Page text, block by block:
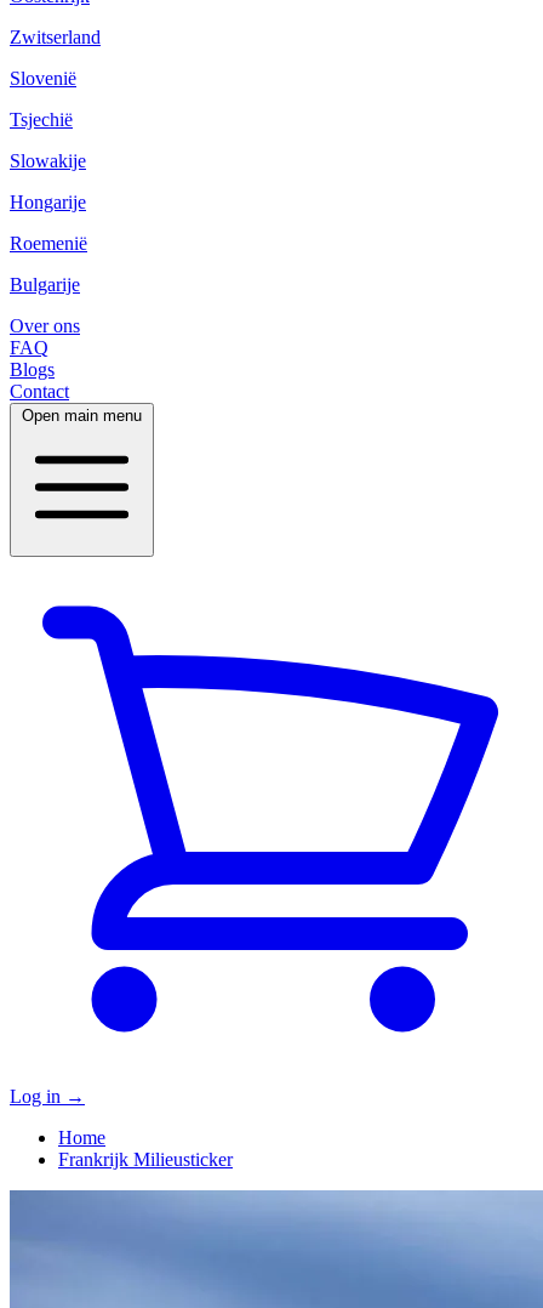
Zwitserland
Slovenië
Tsjechië
Slowakije
Hongarije
Roemenië
Bulgarije
Over ons
FAQ
Blogs
Contact
Open main menu
Log in →
Home
Frankrijk Milieusticker